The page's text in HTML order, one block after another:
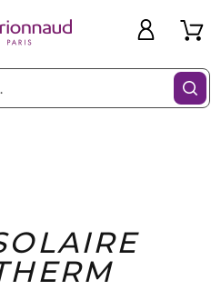
Idées
Cadeaux
Bons
Plans
Filtres